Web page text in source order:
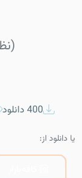
(240 نظر)
400 دانلود
یا دانلود از: